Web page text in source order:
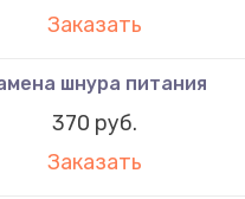
Заказать
шнура питания
370 руб.
Заказать